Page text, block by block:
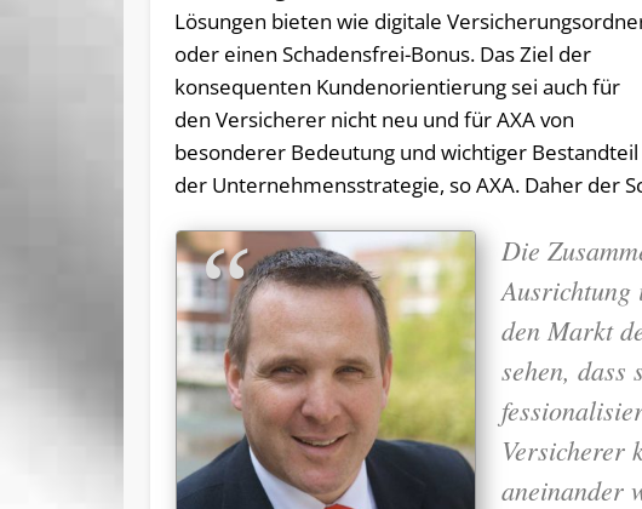
Lösungen bieten wie digitale
oder einen Schadensfrei-Bonus. Das Ziel der
konsequenten Kundenorientierung sei auch für
den Versicherer nicht neu und für AXA von
besonderer Bedeutung und wichtiger Bestandteil
der Unter­nehmens­strategie, so AXA. Daher der
Die
Ausrichtung
den Markt
sehen,
Versicherer
aneinander